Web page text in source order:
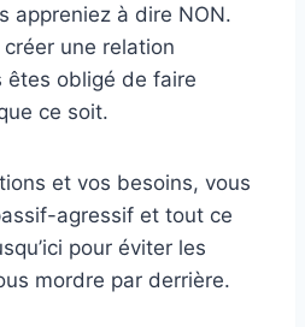
appreniez à dire NON.
une relation
êtes obligé de faire
ce soit.
et vos besoins, vous
agressif et tout ce
pour éviter les
mordre par derrière.